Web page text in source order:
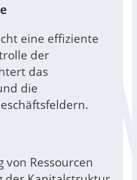
eine effiziente
der
das
die
Ressourcen